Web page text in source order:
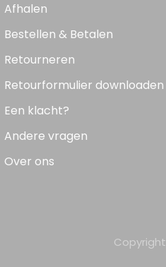
Afhalen
Bestellen & Betalen
Retourneren
Retourformulier downloaden
Een klacht?
Andere vragen
Over ons
Copyright